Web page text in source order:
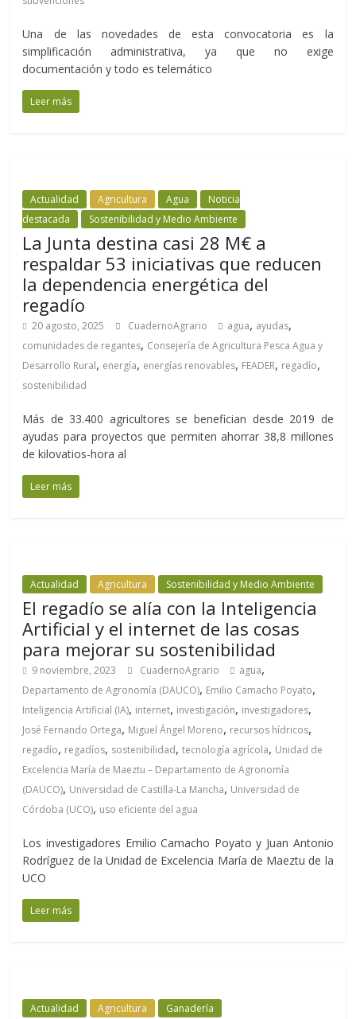
Una de las novedades de esta convocatoria es la
simplificación administrativa, ya que no exige
documentación y todo es telemático
Leer más
Actualidad Agricultura Agua
Noticia
destacada
Sostenibilidad y Medio Ambiente
La Junta destina casi 28 M€ a
respaldar 53 iniciativas que reducen
la dependencia energética del
regadío
20 agosto, 2025 CuadernoAgrario agua, ayudas,
comunidades de regantes, Consejería de Agricultura Pesca Agua y
Desarrollo Rural, energía, energías renovables, FEADER, regadío,
sostenibilidad
Más de 33.400 agricultores se benefician desde 2019 de
ayudas para proyectos que permiten ahorrar 38,8 millones
de kilovatios-hora al
Leer más
Actualidad Agricultura Sostenibilidad y Medio Ambiente
El regadío se alía con la Inteligencia
Artificial y el internet de las cosas
para mejorar su sostenibilidad
9 noviembre, 2023 CuadernoAgrario agua,
Departamento de Agronomía (DAUCO), Emilio Camacho Poyato,
Inteligencia Artificial (IA), internet, investigación, investigadores,
José Fernando Ortega, Miguel Ángel Moreno, recursos hídricos,
regadío, regadíos, sostenibilidad,tecnología agrícola, Unidad de
Excelencia María de Maeztu – Departamento de Agronomía
(DAUCO), Universidad de Castilla-La Mancha, Universidad de
Córdoba (UCO), uso eficiente del agua
Los investigadores Emilio Camacho Poyato y Juan Antonio
Rodríguez de la Unidad de Excelencia María de Maeztu de la
UCO
Leer más
Actualidad Agricultura Ganadería